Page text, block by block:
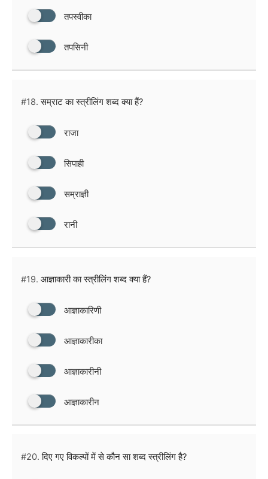
तपस्वीका
तपसिनी
#18. सम्राट का स्त्रीलिंग शब्द क्या हैं?
राजा
सिपाही
सम्राज्ञी
रानी
#19. आज्ञाकारी का स्त्रीलिंग शब्द क्या हैं?
आज्ञाकारिणी
आज्ञाकारीका
आज्ञाकारीनी
आज्ञाकारीन
#20. दिए गए विकल्पों में से कौन सा शब्द स्त्रीलिंग है?